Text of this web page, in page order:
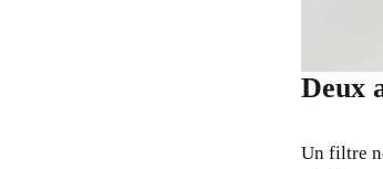
Deux
Un filtre